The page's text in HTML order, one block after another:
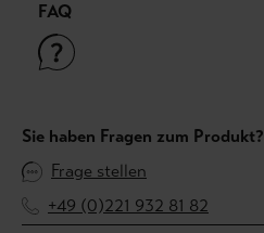
FAQ
Sie haben Fragen zum Produkt?
Frage stellen
+49 (0)221 932 81 82